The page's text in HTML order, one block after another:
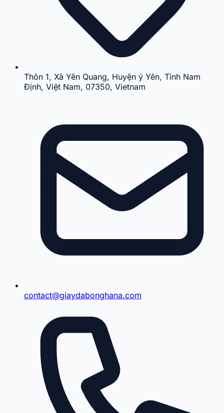
Thôn 1, Xã Yên Quang, Huyện ý Yên, Tỉnh Nam
Định, Việt Nam, 07350, Vietnam
contact@giaydabonghana.com